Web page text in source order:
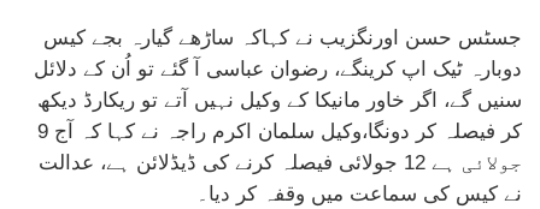
جسٹس حسن اورنگزیب نے کہاکہ ساڑھے گیارہ بجے کیس
دوبارہ ٹیک اپ کرینگے، رضوان عباسی آ گئے تو اُن کے دلائل
سنیں گے، اگر خاور مانیکا کے وکیل نہیں آتے تو ریکارڈ دیکھ
کر فیصلہ کر دونگا،وکیل سلمان اکرم راجہ نے کہا کہ آج 9
جولائی ہے 12 جولائی فیصلہ کرنے کی ڈیڈلائن ہے، عدالت
نے کیس کی سماعت میں وقفہ کر دیا۔